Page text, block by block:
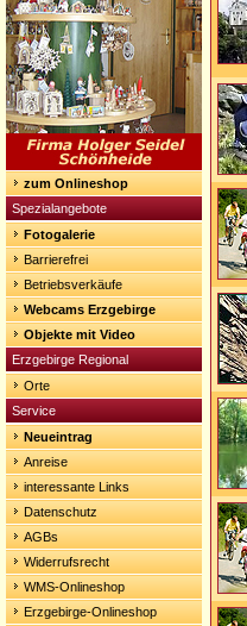
zum Onlineshop
Spezialangebote
Fotogalerie
Barrierefrei
Betriebsverkäufe
Webcams Erzgebirge
Objekte mit Video
Erzgebirge Regional
Orte
Service
Neueintrag
Anreise
interessante Links
Datenschutz
AGBs
Widerrufsrecht
WMS-Onlineshop
Erzgebirge-Onlineshop